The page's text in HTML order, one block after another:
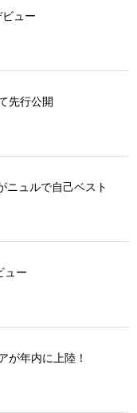
ュー
先行公開
ニュルで自己ベスト
ュー
が年内に上陸！